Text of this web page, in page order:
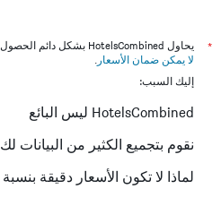
*
يحاول HotelsCombined بشكل دائم الحصول على الأسعار الدقيقة، ولكن
لا يمكن ضمان الأسعار .
إليك السبب:
HotelsCombined ليس البائع
نقوم بتجميع الكثير من البيانات لك
لماذا لا تكون الأسعار دقيقة بنسبة 100٪؟